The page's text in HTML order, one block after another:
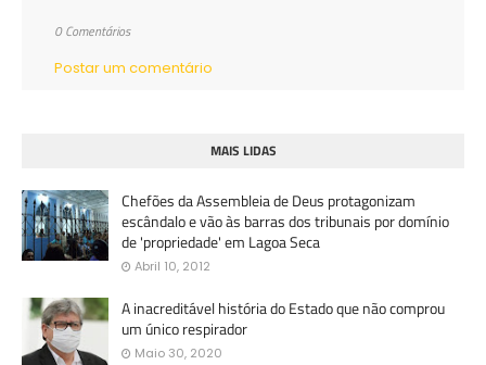
0 Comentários
Postar um comentário
MAIS LIDAS
Chefões da Assembleia de Deus protagonizam
escândalo e vão às barras dos tribunais por domínio
de 'propriedade' em Lagoa Seca
Abril 10, 2012
A inacreditável história do Estado que não comprou
um único respirador
Maio 30, 2020